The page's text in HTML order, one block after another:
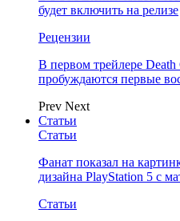
будет включить на релизе
Рецензии
В первом трейлере Death
пробуждаются первые
Prev Next
Статьи
Статьи
Фанат показал на
дизайна PlayStation 5 с
Статьи